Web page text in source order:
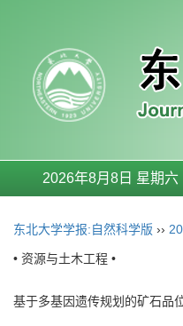
2026年8月8日 星期六
东北大学学报:自然科学版 ››
• 资源与土木工程 •
基于多基因遗传规划的矿石品